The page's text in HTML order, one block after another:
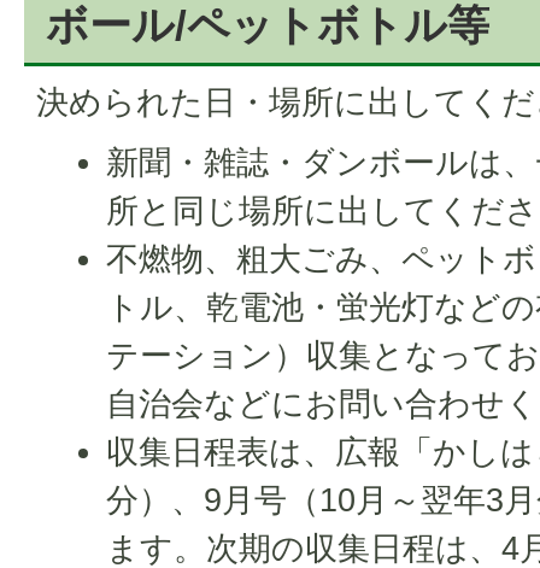
ボール/ペットボトル等
決められた日・場所に出してく
新聞・雑誌・ダンボールは
所と同じ場所に出してくだ
不燃物、粗大ごみ、ペット
トル、乾電池・蛍光灯など
テーション）収集となって
自治会などにお問い合わせ
収集日程表は、広報「かし
分）、9月号（10月～翌年3
ます。次期の収集日程は、4